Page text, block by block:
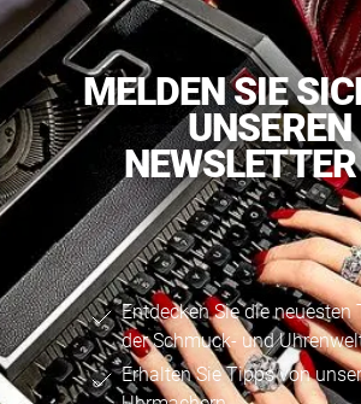
MELDEN SIE
UNSEREN
Entdecken Sie die neuesten
der Schmuck- und
Erhalten Sie Tipps von